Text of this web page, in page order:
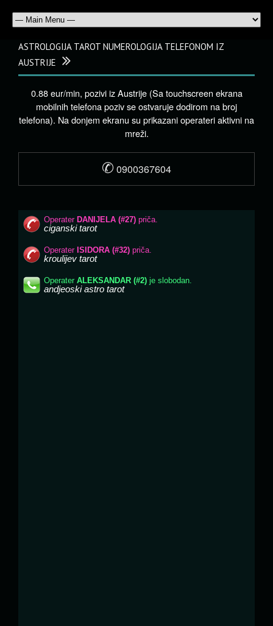
ASTROLOGIJA TAROT NUMEROLOGIJA TELEFONOM IZ
AUSTRIJE
0.88 eur/min, pozivi iz Austrije (Sa touchscreen ekrana
mobilnih telefona poziv se ostvaruje dodirom na broj
telefona). Na donjem ekranu su prikazani operateri aktivni na
mreži.
✆ 0900367604